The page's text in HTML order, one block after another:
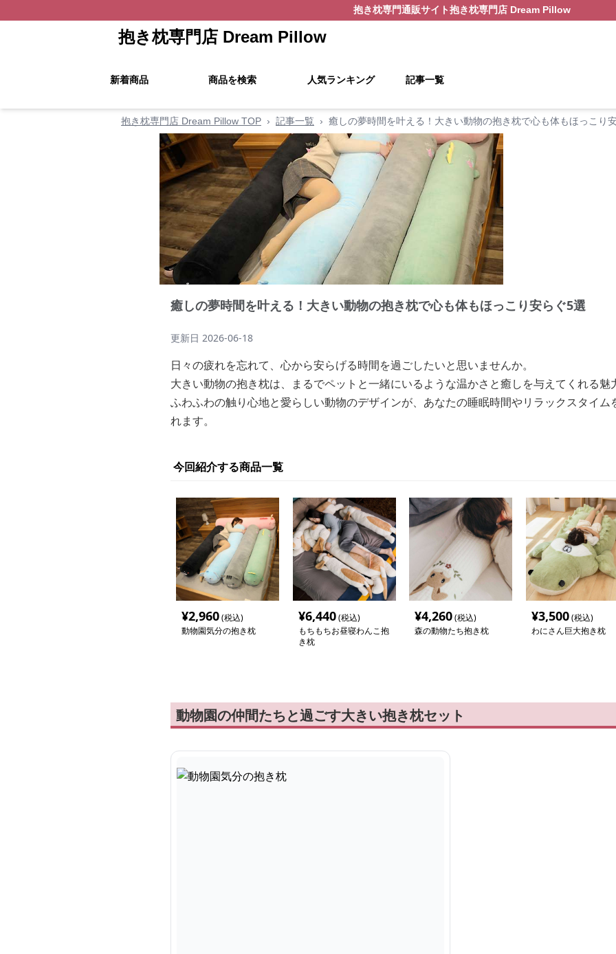
抱き枕専門通販サイト抱き枕専門店 Dream Pillow
抱き枕専門店 Dream Pillow
新着商品 商品を検索 人気ランキング 記事一覧
抱き枕専門店 Dream Pillow TOP › 記事一覧 › 癒しの夢時間を叶える！大きい動物の抱き枕で心も体もほっこり
癒しの夢時間を叶える！大きい動物の抱き枕で心も体もほっこり安らぐ5選
更新日 2026-06-18
日々の疲れを忘れて、心から安らげる時間を過ごしたいと思いませんか。
大きい動物の抱き枕は、まるでペットと一緒にいるような温かさと癒しを与えてくれる魅
ふわふわの触り心地と愛らしい動物のデザインが、あなたの睡眠時間やリラックスタイ
れます。
今回紹介する商品一覧
¥2,960(税込)
動物園気分の抱き枕
¥6,440(税込)
もちもちお昼寝わんこ抱
き枕
¥4,260(税込)
森の動物たち抱き枕
¥3,500(税込)
わにさん巨大抱き枕
動物園の仲間たちと過ごす大きい抱き枕セット